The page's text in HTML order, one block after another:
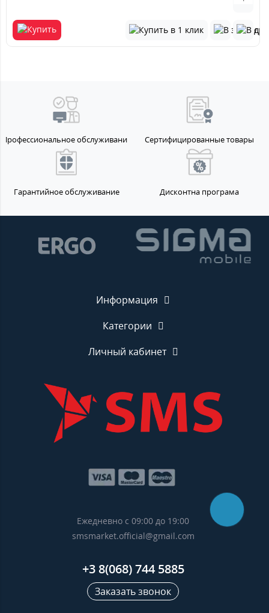
Профессиональное обслуживание Сертифицированные товары
Гарантийное обслуживание Дисконтна програма
Информация
Категории
Личный кабинет
Ежедневно с 09:00 до 19:00
smsmarket.official@gmail.com
+3 8(068) 744 5885
Заказать звонок